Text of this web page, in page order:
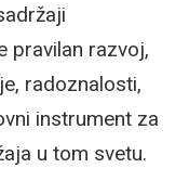
pravilan razvoj,
radoznalosti,
instrument za
u tom svetu.